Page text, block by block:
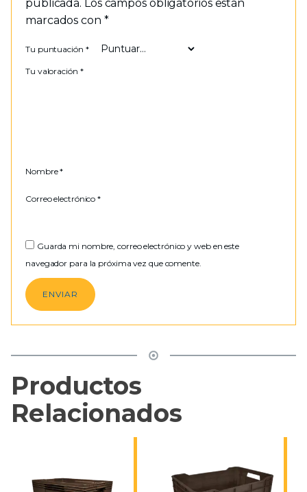
publicada. Los campos obligatorios están
marcados con *
Tu puntuación *
Tu valoración *
Nombre*
Correo electrónico*
Guarda mi nombre, correo electrónico y web en este
navegador para la próxima vez que comente.
Productos
Relacionados